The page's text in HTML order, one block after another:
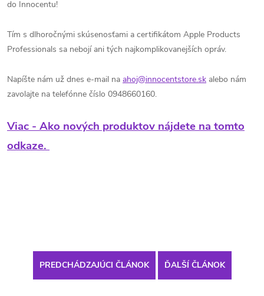
do Innocentu!
Tím s dlhoročnými skúsenosťami a certifikátom Apple Products
Professionals sa nebojí ani tých najkomplikovanejších opráv.
Napíšte nám už dnes e-mail na ahoj@innocentstore.sk alebo nám
zavolajte na telefónne číslo 0948660160.
Viac - Ako nových produktov nájdete na tomto
odkaze.
PREDCHÁDZAJÚCI ČLÁNOK ĎALŠÍ ČLÁNOK